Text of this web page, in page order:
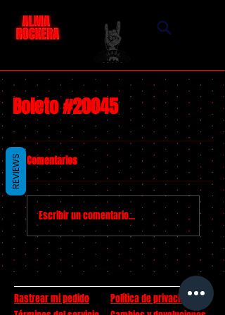
Boleto #20045
Comentarios
Escribir un comentario...
Rastrear mi pedido
Política de privacidad
REVIEWS